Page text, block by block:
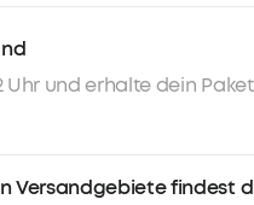
Uhr und erhalte dein
Versandgebiete findest